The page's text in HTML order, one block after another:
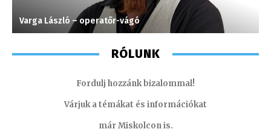
Varga László – operatőr-vágó
RÓLUNK
Fordulj hozzánk bizalommal!
Várjuk a témákat és információkat
már Miskolcon is.